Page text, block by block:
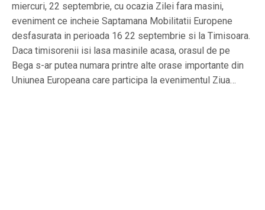
miercuri, 22 septembrie, cu ocazia Zilei fara masini,
eveniment ce incheie Saptamana Mobilitatii Europene
desfasurata in perioada 16 22 septembrie si la Timisoara.
Daca timisorenii isi lasa masinile acasa, orasul de pe
Bega s-ar putea numara printre alte orase importante din
Uniunea Europeana care participa la evenimentul Ziua…